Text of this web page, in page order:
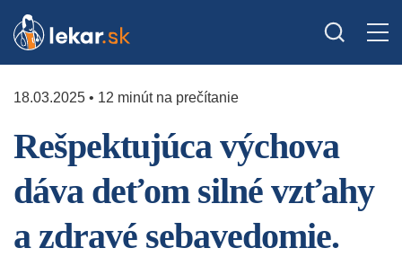
18.03.2025 • 12 minút na prečítanie
Rešpektujúca výchova
dáva deťom silné vzťahy
a zdravé sebavedomie.